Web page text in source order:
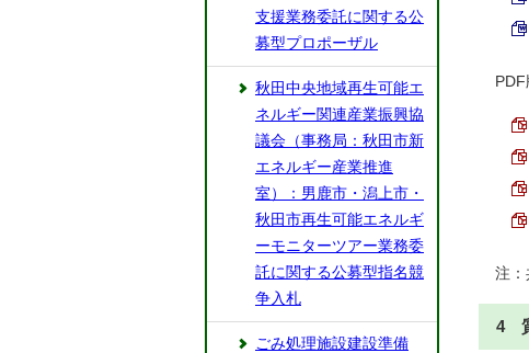
PDF
注：
4
支援業務委託に関する公
募型プロポーザル
秋田中央地域再生可能エ
ネルギー関連産業振興協
議会（事務局：秋田市新
エネルギー産業推進
室）：男鹿市・潟上市・
秋田市再生可能エネルギ
ーモニターツアー業務委
託に関する公募型指名競
争入札
ごみ処理施設建設準備